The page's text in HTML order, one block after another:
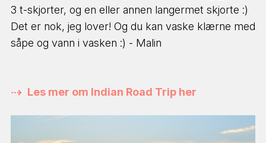
3 t-skjorter, og en eller annen langermet skjorte :)
Det er nok, jeg lover! Og du kan vaske klærne med
såpe og vann i vasken :) - Malin
Les mer om Indian Road Trip her